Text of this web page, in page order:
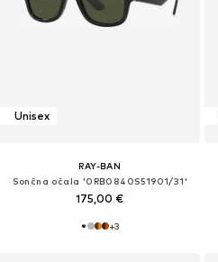
Unisex
RAY-BAN
Sončna očala '0RB0840S51901/31'
175,00 €
+3